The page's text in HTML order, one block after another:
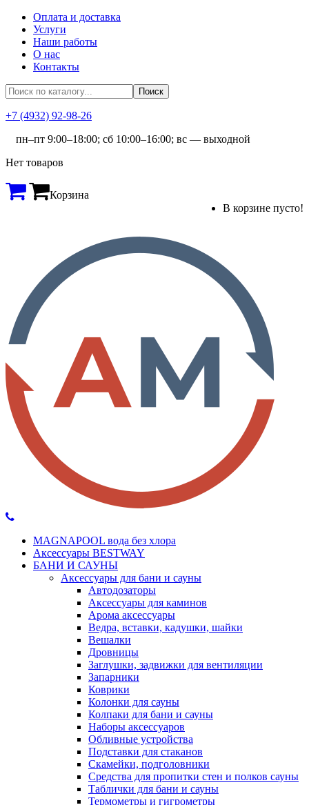
Оплата и доставка
Услуги
Наши работы
О нас
Контакты
+7 (4932) 92-98-26
пн–пт 9:00–18:00; сб 10:00–16:00; вс — выходной
Нет товаров
Корзина
В корзине пусто!
MAGNAPOOL вода без хлора
Аксессуары BESTWAY
БАНИ И САУНЫ
Аксессуары для бани и сауны
Автодозаторы
Аксессуары для каминов
Арома аксессуары
Ведра, вставки, кадушки, шайки
Вешалки
Дровницы
Заглушки, задвижки для вентиляции
Запарники
Коврики
Колонки для сауны
Колпаки для бани и сауны
Наборы аксессуаров
Обливные устройства
Подставки для стаканов
Скамейки, подголовники
Средства для пропитки стен и полков сауны
Таблички для бани и сауны
Термометры и гигрометры